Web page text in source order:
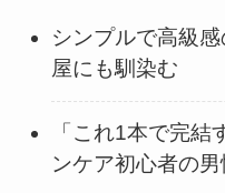
シンプルで高級
屋にも馴染む
「これ1本で完
ンケア初心者の